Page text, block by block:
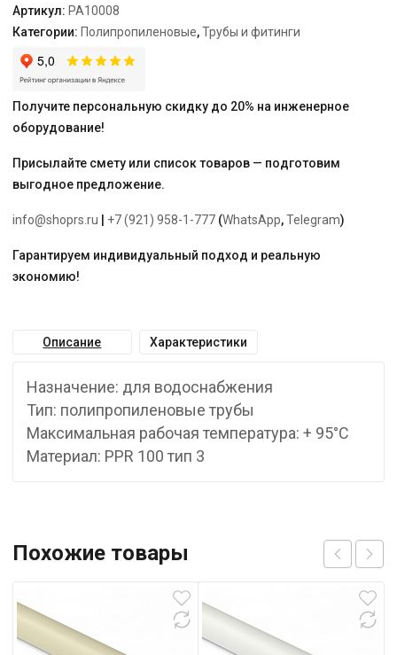
гор.
воды
"PRO
AQUA"
Артикул: PA10008
Категории: Полипропиленовые,Трубы и фитинги
Получите персональную скидку до 20% на инженерное
оборудование!
Присылайте смету или список товаров — подготовим
выгодное предложение.
info@shoprs.ru +7 (921) 958-1-777 (WhatsApp,Telegram)
Гарантируем индивидуальный подход и реальную
экономию!
Описание Характеристики
Назначение: для водоснабжения
Тип: полипропиленовые трубы
Максимальная рабочая температура: + 95°С
Материал: PPR 100 тип 3
Похожие товары